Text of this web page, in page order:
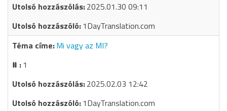
2025.01.30 09:11
1DayTranslation.com
Mi vagy az MI?
1
2025.02.03 12:42
1DayTranslation.com